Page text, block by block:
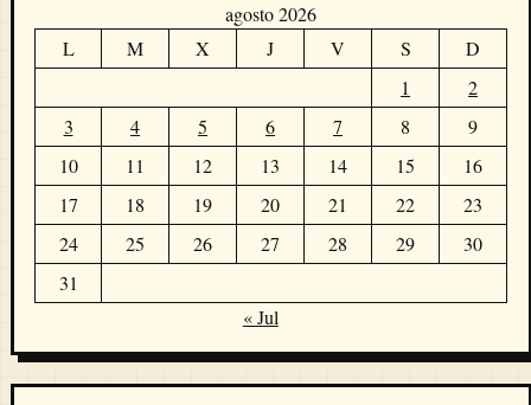
agosto 2026
L
M X J V S
D
1
2
3
4 5 6 7 8
9
10
11 12 13 14 15
16
17
18 19 20 21 22
23
24
25 26 27 28 29
30
31
« Jul